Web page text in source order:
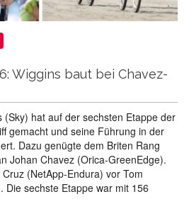
Wiggins baut bei Chavez-
(Sky) hat auf der sechsten Etappe der
gemacht und seine Führung in der
Dazu genügte dem Briten Rang
Johan Chavez (Orica-GreenEdge).
(NetApp-Endura) vor Tom
Die sechste Etappe war mit 156